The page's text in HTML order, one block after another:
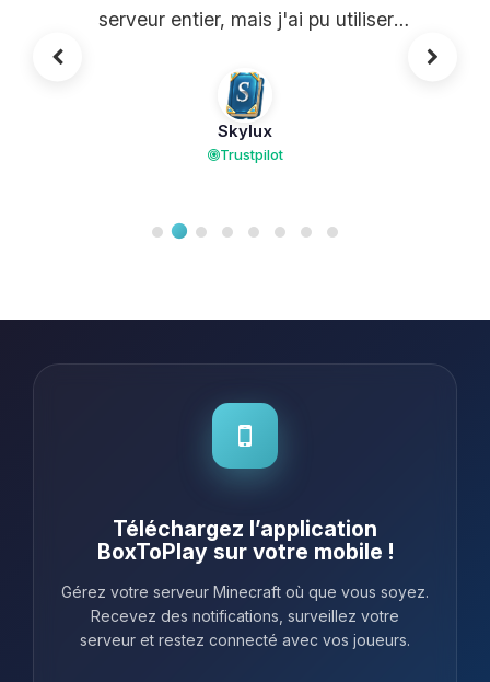
serveur entier, mais j'ai pu utiliser
certaines choses comme MySQL et le
personnel est très amical.
Skylux
Trustpilot
Téléchargez l’application
BoxToPlay sur votre mobile !
Gérez votre serveur Minecraft où que vous soyez.
Recevez des notifications, surveillez votre
serveur et restez connecté avec vos joueurs.